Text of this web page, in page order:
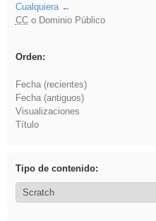
Cualquiera
CCo Dominio Público
Orden:
Fecha (recientes)
Fecha (antiguos)
Visualizaciones
Título
Tipo de contenido: